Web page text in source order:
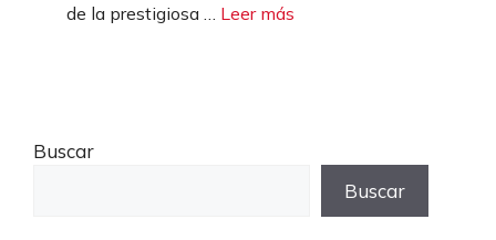
de la prestigiosa … Leer más
Buscar
Buscar